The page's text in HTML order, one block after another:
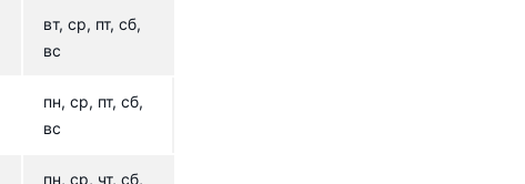
вт, ср, пт, сб,
вс
пн, ср, пт, сб,
вс
пн, ср, чт, сб,